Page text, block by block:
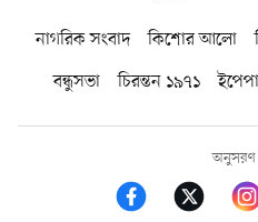
নাগরিক সংবাদ কিশোর আলো
বন্ধুসভা
চিরন্তন ১৯৭১